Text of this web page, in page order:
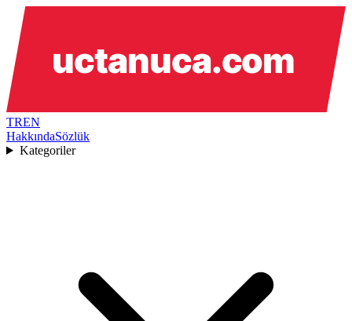
TREN
HakkındaSözlük
Kategoriler